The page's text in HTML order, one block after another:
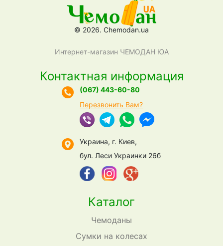
© 2026. Chemodan.ua
Интернет-магазин ЧЕМОДАН ЮА
Каталог
Чемоданы
Сумки на колесах
Контактная информация
(067) 443-60-80
Перезвонить Вам?
Украина, г. Киев,
бул. Леси Украинки 26б